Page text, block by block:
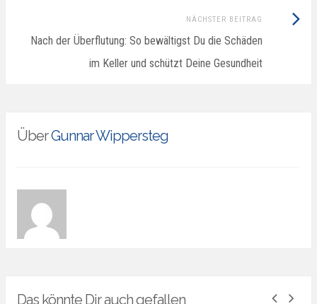
NÄCHSTER BEITRAG
Nach der Überflutung: So bewältigst Du die Schäden
im Keller und schützt Deine Gesundheit
Nächster
ÜberGunnar Wippersteg
Das könnte Dir auch gefallen